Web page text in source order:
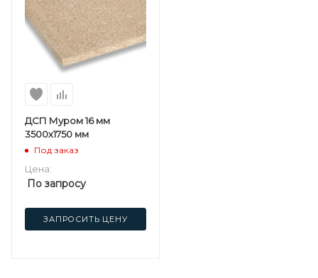
ДСП Муром 16 мм
3500х1750 мм
Под заказ
Цена:
По запросу
ЗАПРОСИТЬ ЦЕНУ